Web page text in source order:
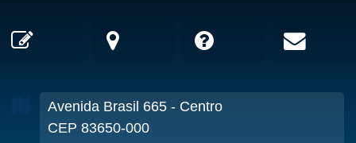
Avenida Brasil 665 - Centro
CEP 83650-000